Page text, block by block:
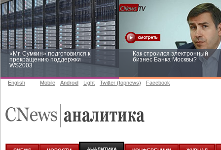
«Mr. Сумкин» подготовился к
прекращению поддержки
WS2003
Как строился электронный
бизнес Банка Москвы?
аналитике
English Mobile Android Light Twitter (topnews) Facebook